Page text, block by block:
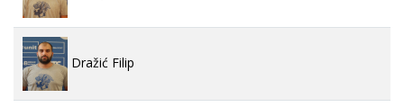
Dražić Filip